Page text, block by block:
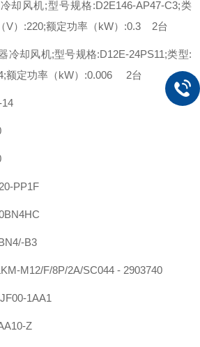
却风机;型号规格:D2E146-AP47-C3;类
V）:220;额定功率（kW）:0.3 2台
冷却风机;型号规格:D12E-24PS11;类型:
额定功率（kW）:0.006 2台
14
PP1F
B3
M12/F/8P/2A/SC044 - 2903740
1AA1
Z